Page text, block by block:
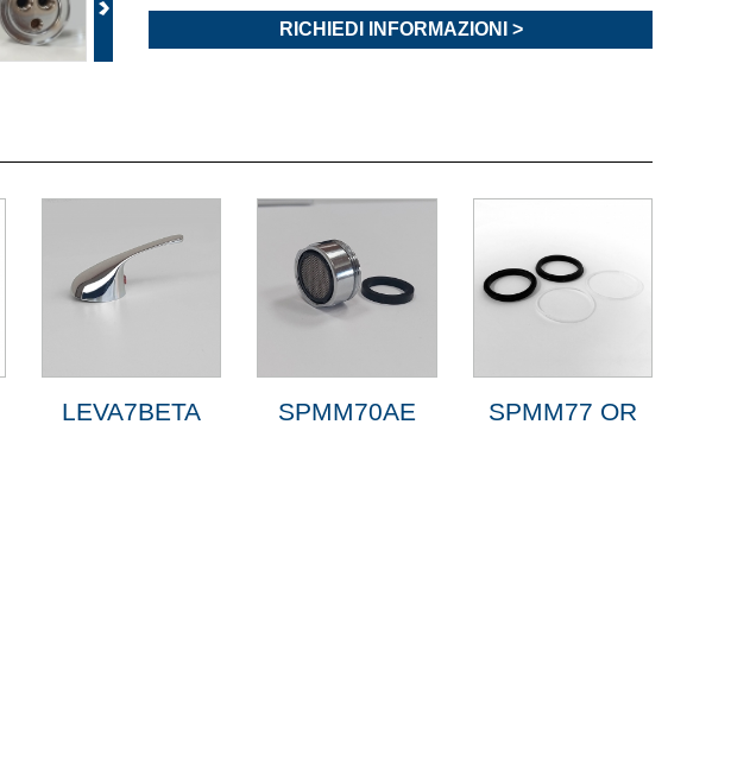
RICHIEDI INFORMAZIONI >
LEVA7BETA SPMM70AE SPMM77 OR